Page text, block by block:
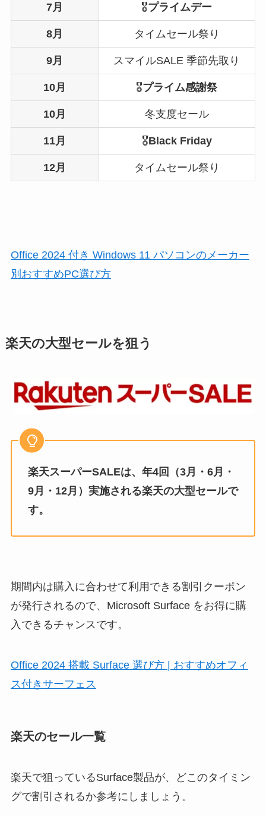
7月 🎖️プライムデー
8月 タイムセール祭り
9月 スマイルSALE 季節先取り
10月 🎖️プライム感謝祭
10月 冬支度セール
11月 🎖️Black Friday
12月 タイムセール祭り
Office 2024 付き Windows 11 パソコンのメーカー
別おすすめPC選び方
楽天の大型セールを狙う
楽天スーパーSALEは、年4回（3月・6月・
9月・12月）実施される楽天の大型セールで
す。
期間内は購入に合わせて利用できる割引クーポン
が発行されるので、Microsoft Surface をお得に購
入できるチャンスです。
Office 2024 搭載 Surface 選び方 | おすすめオフィ
ス付きサーフェス
楽天のセール一覧
楽天で狙っているSurface製品が、どこのタイミン
グで割引されるか参考にしましょう。